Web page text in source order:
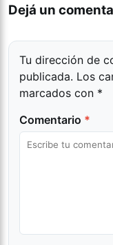
Dejá un
Tu dirección de
publicada. Los
marcados con *
Comentario *